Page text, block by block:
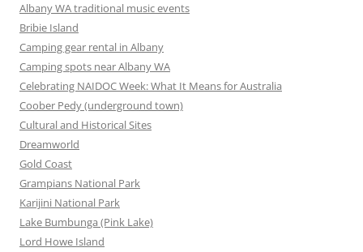
Albany WA traditional music events
Bribie Island
Camping gear rental in Albany
Camping spots near Albany WA
Celebrating NAIDOC Week: What It Means for Australia
Coober Pedy (underground town)
Cultural and Historical Sites
Dreamworld
Gold Coast
Grampians National Park
Karijini National Park
Lake Bumbunga (Pink Lake)
Lord Howe Island